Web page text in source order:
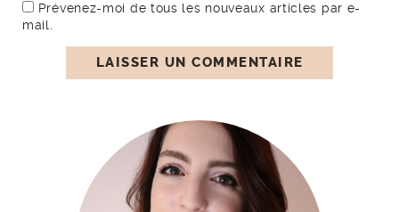
Prévenez-moi de tous les nouveaux articles par e-
mail.